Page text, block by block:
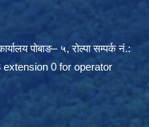
पोबाङ– ५, रोल्पा सम्पर्क नं.:
extension 0 for operator